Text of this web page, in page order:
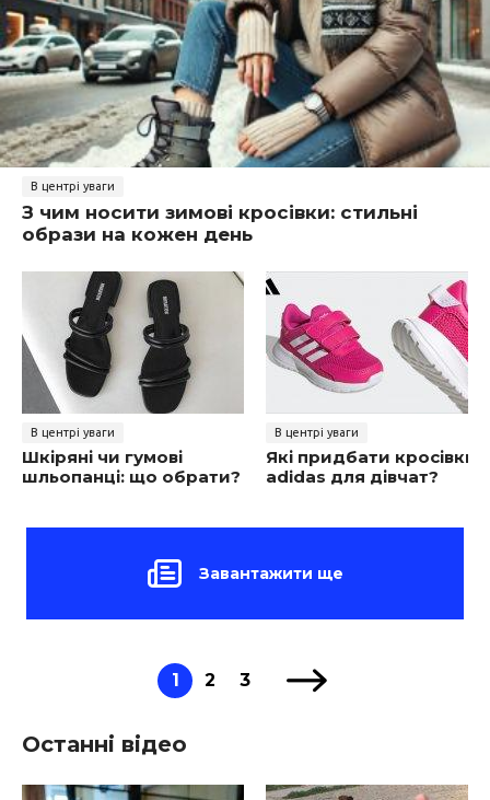
В центрі уваги
З чим носити зимові кросівки: стильні
образи на кожен день
В центрі уваги
Шкіряні чи гумові
шльопанці: що обрати?
В центрі уваги
Які придбати кросівки
adidas для дівчат?
Завантажити ще
1 2 3
Останні відео